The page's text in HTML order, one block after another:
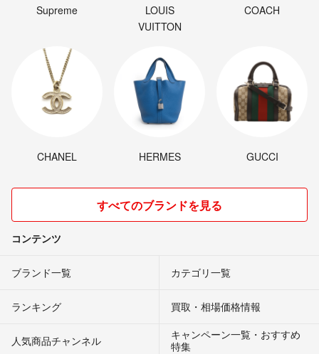
Supreme
LOUIS
VUITTON
COACH
CHANEL HERMES GUCCI
すべてのブランドを見る
コンテンツ
ブランド一覧 カテゴリ一覧
ランキング 買取・相場価格情報
人気商品チャンネル
キャンペーン一覧・おすすめ
特集